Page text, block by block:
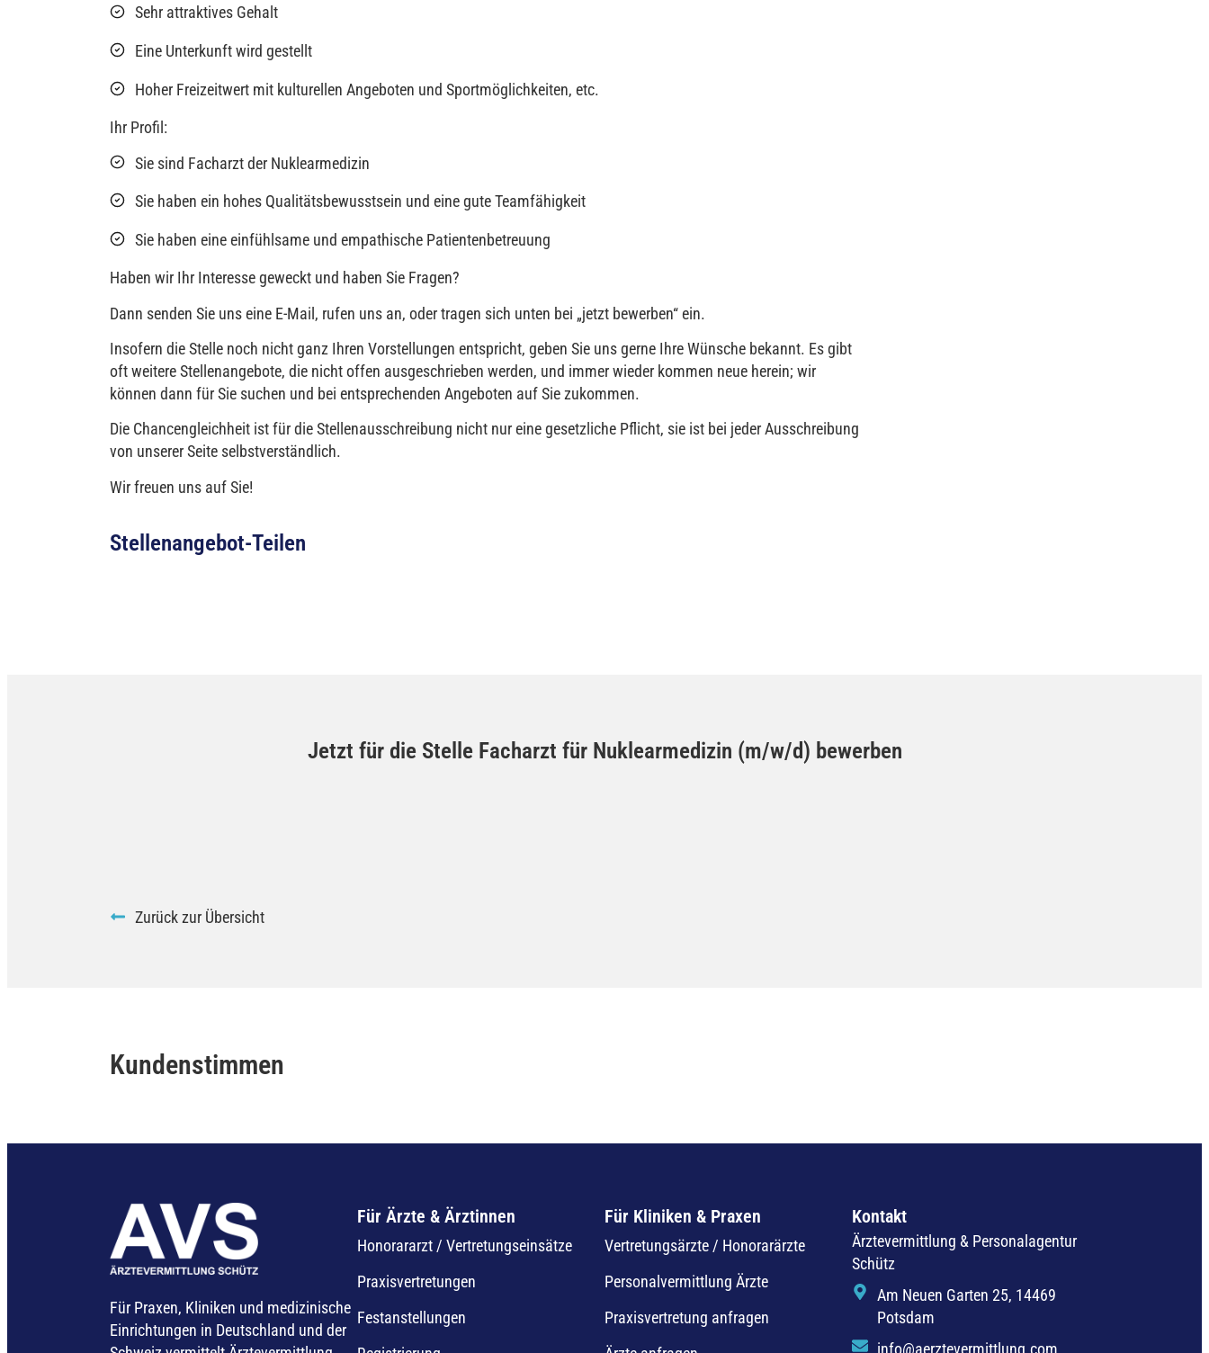
Sehr attraktives Gehalt
Eine Unterkunft wird gestellt
Hoher Freizeitwert mit kulturellen Angeboten und Sportmöglichkeiten, etc.
Ihr Profil:
Sie sind Facharzt der Nuklearmedizin
Sie haben ein hohes Qualitätsbewusstsein und eine gute Teamfähigkeit
Sie haben eine einfühlsame und empathische Patientenbetreuung
Haben wir Ihr Interesse geweckt und haben Sie Fragen?
Dann senden Sie uns eine E-Mail, rufen uns an, oder tragen sich unten bei „jetzt bewerben“ ein.
Insofern die Stelle noch nicht ganz Ihren Vorstellungen entspricht, geben Sie uns gerne Ihre Wünsche bekannt. Es gibt
oft weitere Stellenangebote, die nicht offen ausgeschrieben werden, und immer wieder kommen neue herein; wir
können dann für Sie suchen und bei entsprechenden Angeboten auf Sie zukommen.
Die Chancengleichheit ist für die Stellenausschreibung nicht nur eine gesetzliche Pflicht, sie ist bei jeder Ausschreibung
von unserer Seite selbstverständlich.
Wir freuen uns auf Sie!
Stellenangebot-Teilen
Jetzt für die Stelle Facharzt für Nuklearmedizin (m/w/d) bewerben
Zurück zur Übersicht
Kundenstimmen
Für Praxen, Kliniken und medizinische
Einrichtungen in Deutschland und der
Für Ärzte & Ärztinnen
Honorararzt / Vertretungseinsätze
Praxisvertretungen
Festanstellungen
Für Kliniken & Praxen
Vertretungsärzte / Honorarärzte
Personalvermittlung Ärzte
Praxisvertretung anfragen
Kontakt
Ärztevermittlung & Personalagentur
Schütz
Am Neuen Garten 25, 14469
Potsdam
info@aerztevermittlung.com